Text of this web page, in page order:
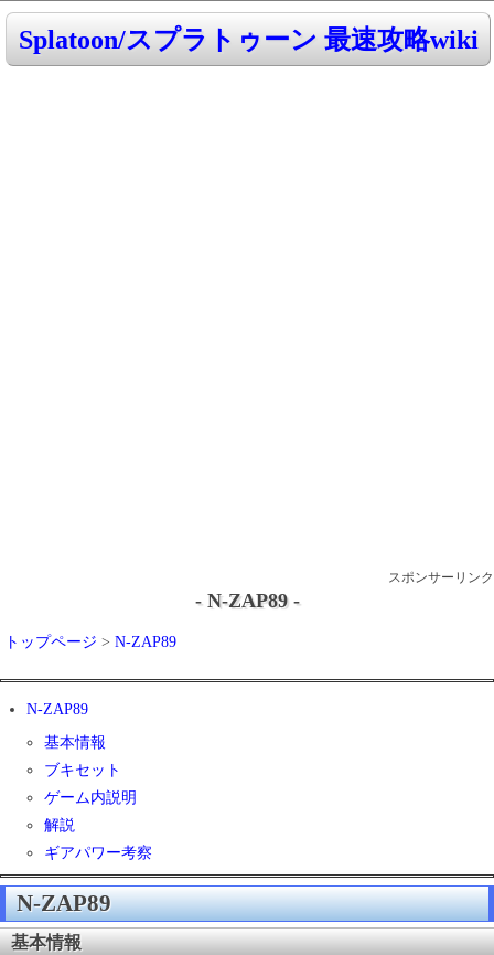
Splatoon/スプラトゥーン 最速攻略wiki
スポンサーリンク
- N-ZAP89 -
トップページ > N-ZAP89
N-ZAP89
基本情報
ブキセット
ゲーム内説明
解説
ギアパワー考察
N-ZAP89
基本情報